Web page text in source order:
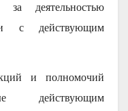
деятельностью
с действующим
и полномочий
действующим